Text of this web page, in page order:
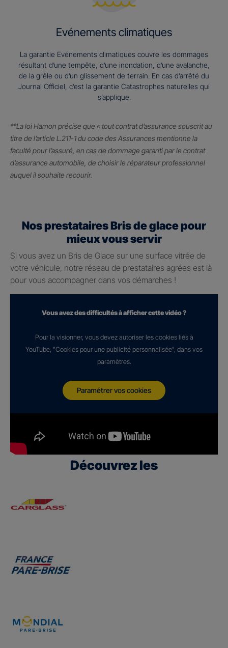
Evénements climatiques
La garantie Evénements climatiques couvre les dommages
résultant d’une tempête, d’une inondation, d’une avalanche,
de la grêle ou d’un glissement de terrain. En cas d’arrêté du
Journal Officiel, c’est la garantie Catastrophes naturelles qui
s’applique.
**La loi Hamon précise que « tout contrat d’assurance souscrit au
titre de l’article L.211-1 du code des Assurances mentionne la
faculté pour l’assuré, en cas de dommage garanti par le contrat
d’assurance automobile, de choisir le réparateur professionnel
auquel il souhaite recourir.
Nos prestataires Bris de glace pour
mieux vous servir
Si vous avez un Bris de Glace sur une surface vitrée de
votre véhicule, notre réseau de prestataires agrées est là
pour vous accompagner dans vos démarches !
Vous avez des difficultés à afficher cette vidéo ?
Pour la visionner, vous devez autoriser les cookies liés à
YouTube, "Cookies pour une publicité personnalisée", dans vos
paramètres.
Paramétrer vos cookies
Découvrez les